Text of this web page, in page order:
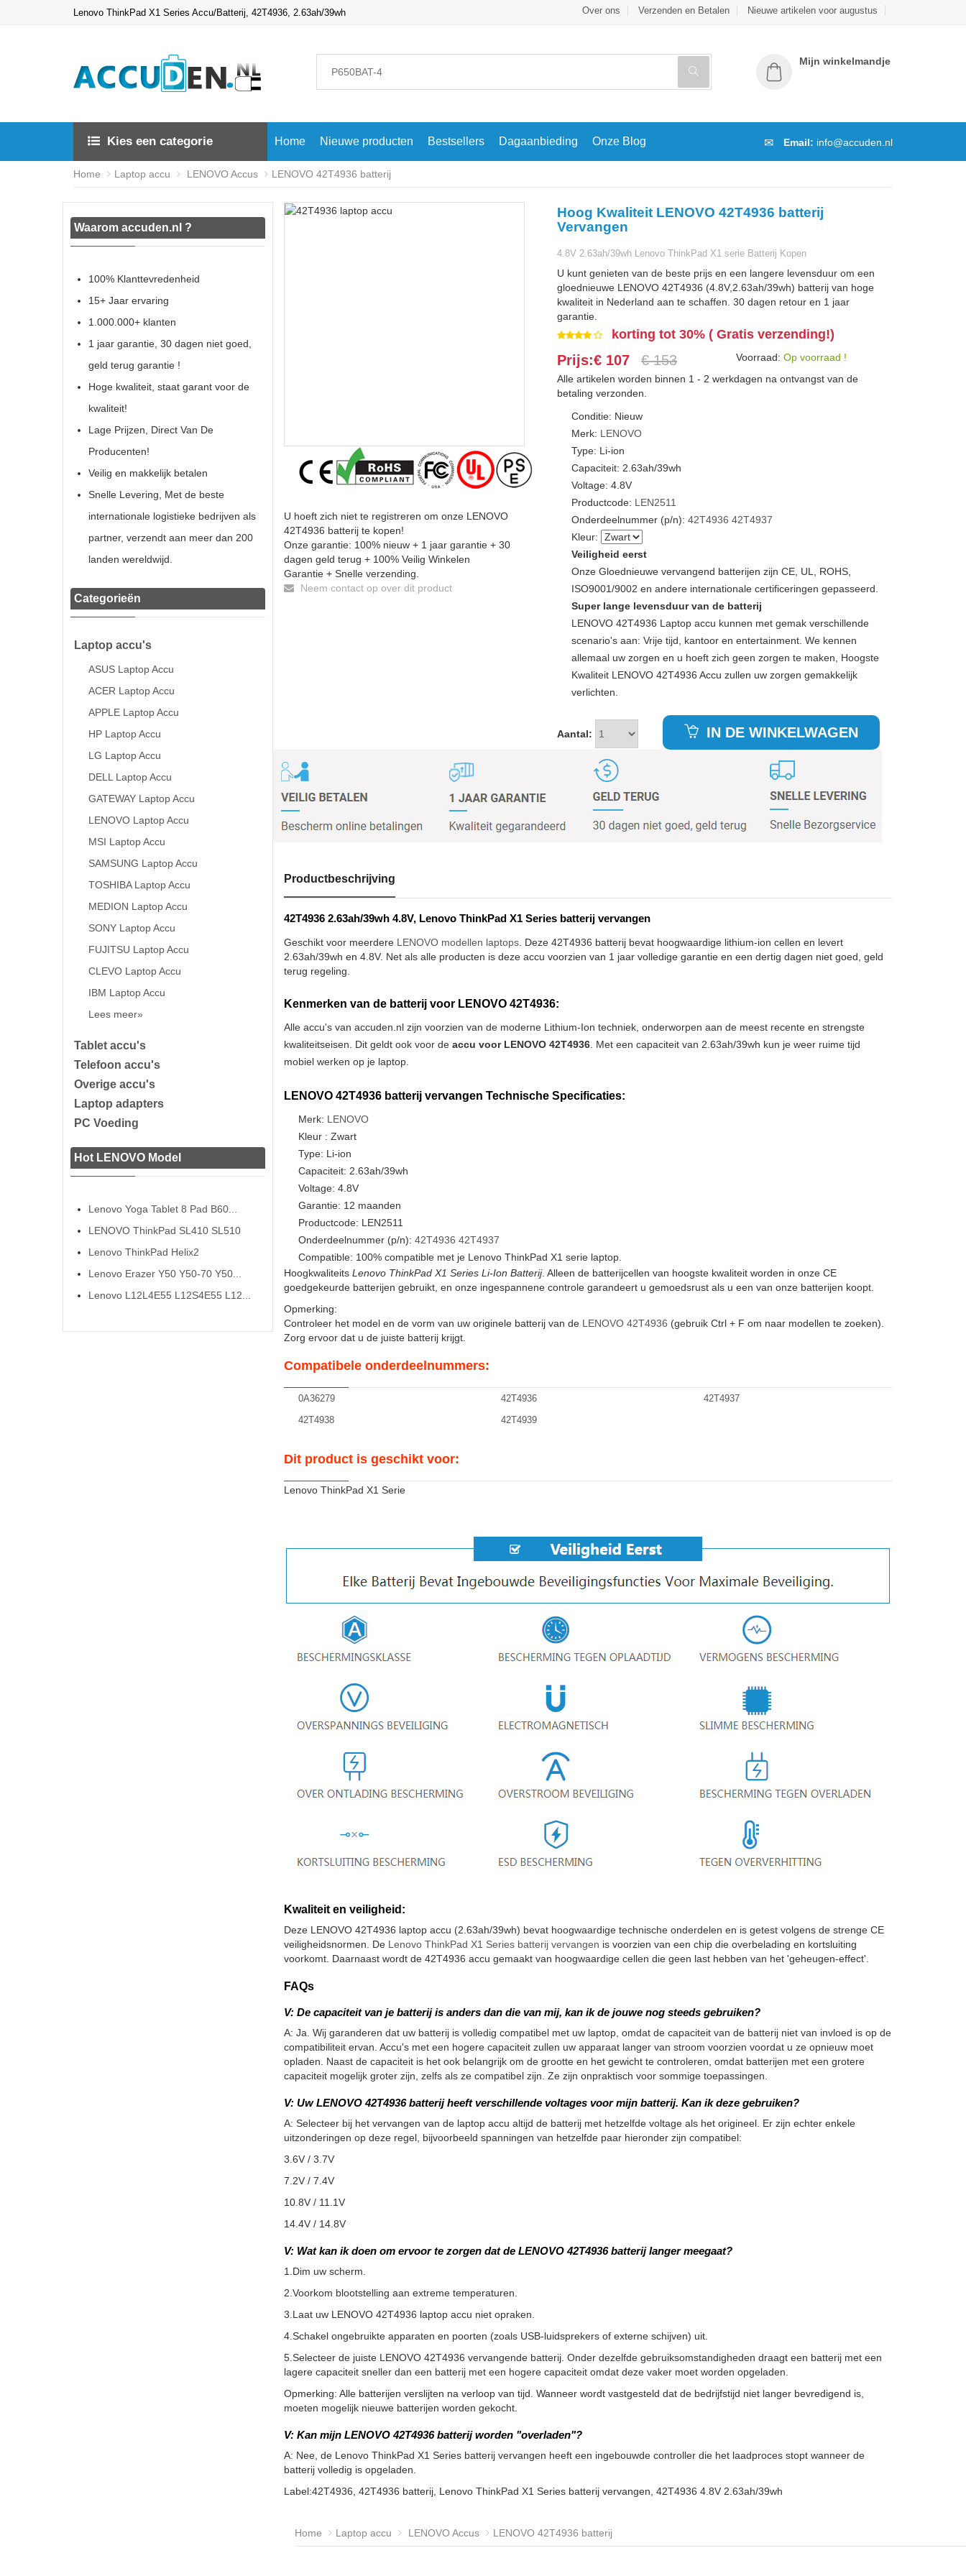
Lenovo ThinkPad X1 Series Accu/Batterij, 42T4936, 2.63ah/39wh Over ons Verzenden en Betalen Nieuwe artikelen voor augustus
Mijn winkelmandje
Kies een categorie Home Nieuwe producten Bestsellers Dagaanbieding Onze Blog Email: info@accuden.nl
Home Laptop accu LENOVO Accus LENOVO 42T4936 batterij
Waarom accuden.nl ?
100% Klanttevredenheid
15+ Jaar ervaring
1.000.000+ klanten
1 jaar garantie, 30 dagen niet goed,
geld terug garantie !
Hoge kwaliteit, staat garant voor de
kwaliteit!
Lage Prijzen, Direct Van De
Producenten!
Veilig en makkelijk betalen
Snelle Levering, Met de beste
internationale logistieke bedrijven als
partner, verzendt aan meer dan 200
landen wereldwijd.
Categorieën
Laptop accu's
ASUS Laptop Accu
ACER Laptop Accu
APPLE Laptop Accu
HP Laptop Accu
LG Laptop Accu
DELL Laptop Accu
GATEWAY Laptop Accu
LENOVO Laptop Accu
MSI Laptop Accu
SAMSUNG Laptop Accu
TOSHIBA Laptop Accu
MEDION Laptop Accu
SONY Laptop Accu
FUJITSU Laptop Accu
CLEVO Laptop Accu
IBM Laptop Accu
Lees meer»
Tablet accu's
Telefoon accu's
Overige accu's
Laptop adapters
PC Voeding
Hot LENOVO Model
Lenovo Yoga Tablet 8 Pad B60...
LENOVO ThinkPad SL410 SL510
Lenovo ThinkPad Helix2
Lenovo Erazer Y50 Y50-70 Y50...
Lenovo L12L4E55 L12S4E55 L12...
U hoeft zich niet te registreren om onze LENOVO
42T4936 batterij te kopen!
Onze garantie: 100% nieuw + 1 jaar garantie + 30
dagen geld terug + 100% Veilig Winkelen
Garantie + Snelle verzending.
Neem contact op over dit product
Hoog Kwaliteit LENOVO 42T4936 batterij
Vervangen
4.8V 2.63ah/39wh Lenovo ThinkPad X1 serie Batterij Kopen
U kunt genieten van de beste prijs en een langere levensduur om een
gloednieuwe LENOVO 42T4936 (4.8V,2.63ah/39wh) batterij van hoge
kwaliteit in Nederland aan te schaffen. 30 dagen retour en 1 jaar
garantie.
korting tot 30% ( Gratis verzending!)
Prijs:€ 107 € 153 Voorraad: Op voorraad !
Alle artikelen worden binnen 1 - 2 werkdagen na ontvangst van de
betaling verzonden.
Conditie: Nieuw
Merk: LENOVO
Type: Li-ion
Capaciteit: 2.63ah/39wh
Voltage: 4.8V
Productcode: LEN2511
Onderdeelnummer (p/n):42T4936 42T4937
Kleur:
Veiligheid eerst
Onze Gloednieuwe vervangend batterijen zijn CE, UL, ROHS,
ISO9001/9002 en andere internationale certificeringen gepasseerd.
Super lange levensduur van de batterij
LENOVO 42T4936 Laptop accu kunnen met gemak verschillende
scenario's aan: Vrije tijd, kantoor en entertainment. We kennen
allemaal uw zorgen en u hoeft zich geen zorgen te maken, Hoogste
Kwaliteit LENOVO 42T4936 Accu zullen uw zorgen gemakkelijk
verlichten.
Aantal: IN DE WINKELWAGEN
Productbeschrijving
42T4936 2.63ah/39wh 4.8V, Lenovo ThinkPad X1 Series batterij vervangen
Geschikt voor meerdere LENOVO modellen laptops. Deze 42T4936 batterij bevat hoogwaardige lithium-ion cellen en levert
2.63ah/39wh en 4.8V. Net als alle producten is deze accu voorzien van 1 jaar volledige garantie en een dertig dagen niet goed, geld
terug regeling.
Kenmerken van de batterij voor LENOVO 42T4936:
Alle accu's van accuden.nl zijn voorzien van de moderne Lithium-Ion techniek, onderworpen aan de meest recente en strengste
kwaliteitseisen. Dit geldt ook voor de accu voor LENOVO 42T4936. Met een capaciteit van 2.63ah/39wh kun je weer ruime tijd
mobiel werken op je laptop.
LENOVO 42T4936 batterij vervangen Technische Specificaties:
Merk: LENOVO
Kleur : Zwart
Type: Li-ion
Capaciteit: 2.63ah/39wh
Voltage: 4.8V
Garantie: 12 maanden
Productcode: LEN2511
Onderdeelnummer (p/n): 42T4936 42T4937
Compatible: 100% compatible met je Lenovo ThinkPad X1 serie laptop.
Hoogkwaliteits Lenovo ThinkPad X1 Series Li-Ion Batterij. Alleen de batterijcellen van hoogste kwaliteit worden in onze CE
goedgekeurde batterijen gebruikt, en onze ingespannene controle garandeert u gemoedsrust als u een van onze batterijen koopt.
Opmerking:
Controleer het model en de vorm van uw originele batterij van de LENOVO 42T4936 (gebruik Ctrl + F om naar modellen te zoeken).
Zorg ervoor dat u de juiste batterij krijgt.
Compatibele onderdeelnummers:
0A36279 42T4936
42T4937
42T4938
42T4939
Dit product is geschikt voor:
Lenovo ThinkPad X1 Serie
Kwaliteit en veiligheid:
Deze LENOVO 42T4936 laptop accu (2.63ah/39wh) bevat hoogwaardige technische onderdelen en is getest volgens de strenge CE
veiligheidsnormen. De Lenovo ThinkPad X1 Series batterij vervangen is voorzien van een chip die overbelading en kortsluiting
voorkomt. Daarnaast wordt de 42T4936 accu gemaakt van hoogwaardige cellen die geen last hebben van het 'geheugen-effect'.
FAQs
V: De capaciteit van je batterij is anders dan die van mij, kan ik de jouwe nog steeds gebruiken?
A: Ja. Wij garanderen dat uw batterij is volledig compatibel met uw laptop, omdat de capaciteit van de batterij niet van invloed is op de
compatibiliteit ervan. Accu's met een hogere capaciteit zullen uw apparaat langer van stroom voorzien voordat u ze opnieuw moet
opladen. Naast de capaciteit is het ook belangrijk om de grootte en het gewicht te controleren, omdat batterijen met een grotere
capaciteit mogelijk groter zijn, zelfs als ze compatibel zijn. Ze zijn onpraktisch voor sommige toepassingen.
V: Uw LENOVO 42T4936 batterij heeft verschillende voltages voor mijn batterij. Kan ik deze gebruiken?
A: Selecteer bij het vervangen van de laptop accu altijd de batterij met hetzelfde voltage als het origineel. Er zijn echter enkele
uitzonderingen op deze regel, bijvoorbeeld spanningen van hetzelfde paar hieronder zijn compatibel:
3.6V / 3.7V
7.2V / 7.4V
10.8V / 11.1V
14.4V / 14.8V
V: Wat kan ik doen om ervoor te zorgen dat de LENOVO 42T4936 batterij langer meegaat?
1.Dim uw scherm.
2.Voorkom blootstelling aan extreme temperaturen.
3.Laat uw LENOVO 42T4936 laptop accu niet opraken.
4.Schakel ongebruikte apparaten en poorten (zoals USB-luidsprekers of externe schijven) uit.
5.Selecteer de juiste LENOVO 42T4936 vervangende batterij. Onder dezelfde gebruiksomstandigheden draagt een batterij met een
lagere capaciteit sneller dan een batterij met een hogere capaciteit omdat deze vaker moet worden opgeladen.
Opmerking: Alle batterijen verslijten na verloop van tijd. Wanneer wordt vastgesteld dat de bedrijfstijd niet langer bevredigend is,
moeten mogelijk nieuwe batterijen worden gekocht.
V: Kan mijn LENOVO 42T4936 batterij worden "overladen"?
A: Nee, de Lenovo ThinkPad X1 Series batterij vervangen heeft een ingebouwde controller die het laadproces stopt wanneer de
batterij volledig is opgeladen.
Label:42T4936, 42T4936 batterij, Lenovo ThinkPad X1 Series batterij vervangen, 42T4936 4.8V 2.63ah/39wh
Home Laptop accu LENOVO Accus LENOVO 42T4936 batterij